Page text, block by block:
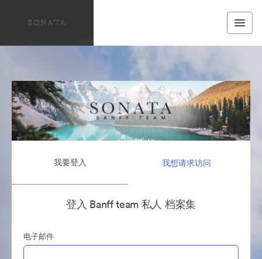
我要登入 我想请求访问
登入 Banff team 私人 档案集
电子邮件